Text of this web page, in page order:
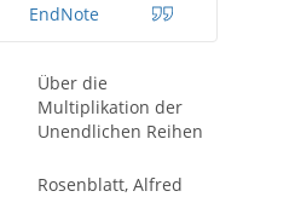
EndNote
Über die
Multiplikation der
Unendlichen Reihen
Rosenblatt, Alfred